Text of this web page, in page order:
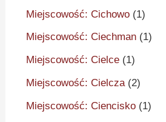
Miejscowość: Cichowo (1)
Miejscowość: Ciechman (1)
Miejscowość: Cielce (1)
Miejscowość: Cielcza(2)
Miejscowość: Ciencisko (1)